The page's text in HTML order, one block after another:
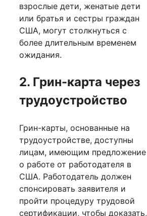
взрослые дети, женатые дети
или братья и сестры граждан
США, могут столкнуться с
более длительным временем
ожидания.
2. Грин-карта через
трудоустройство
Грин-карты, основанные на
трудоустройстве, доступны
лицам, имеющим предложение
о работе от работодателя в
США. Работодатель должен
спонсировать заявителя и
пройти процедуру трудовой
сертификации, чтобы доказать,